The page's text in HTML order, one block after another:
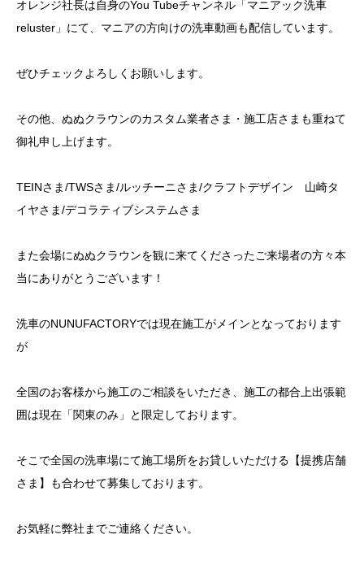
オレンジ社長は自身のYou Tubeチャンネル 「マニアック洗車
reluster」 にて、マニアの方向けの洗車動画も配信しています。
ぜひチェックよろしくお願いします。
その他、ぬぬクラウンのカスタム業者さま・施工店さまも重ねて
御礼申し上げます。
TEINさま/TWSさま/ルッチーニさま/クラフトデザイン 山崎タ
イヤさま/デコラティブシステムさま
また会場にぬぬクラウンを観に来てくださったご来場者の方々本
当にありがとうございます！
洗車のNUNUFACTORYでは現在施工がメインとなっております
が
全国のお客様から施工のご相談をいただき、施工の都合上出張範
囲は現在「関東のみ」と限定しております。
そこで全国の洗車場にて施工場所をお貸しいただける【提携店舗
さま】も合わせて募集しております。
お気軽に弊社までご連絡ください。